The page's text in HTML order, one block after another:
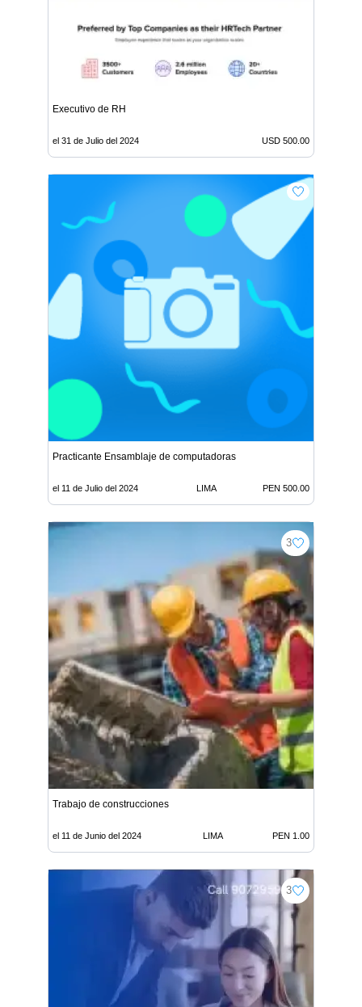
Executivo de RH
el 31 de Julio del 2024 USD 500.00
Practicante Ensamblaje de computadoras
el 11 de Julio del 2024 LIMA PEN 500.00
3
Trabajo de construcciones
el 11 de Junio del 2024 LIMA PEN 1.00
3